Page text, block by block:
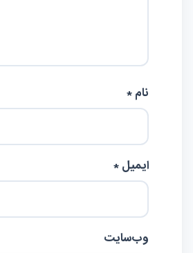
نام *
ایمیل *
وب‌سایت